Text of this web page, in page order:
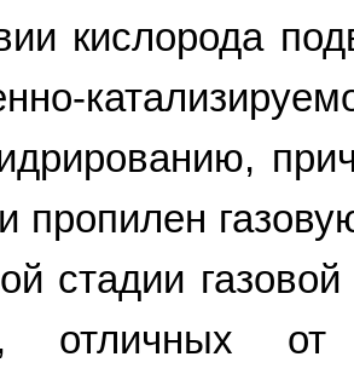
кислорода
пропилен
стадии
отличных от